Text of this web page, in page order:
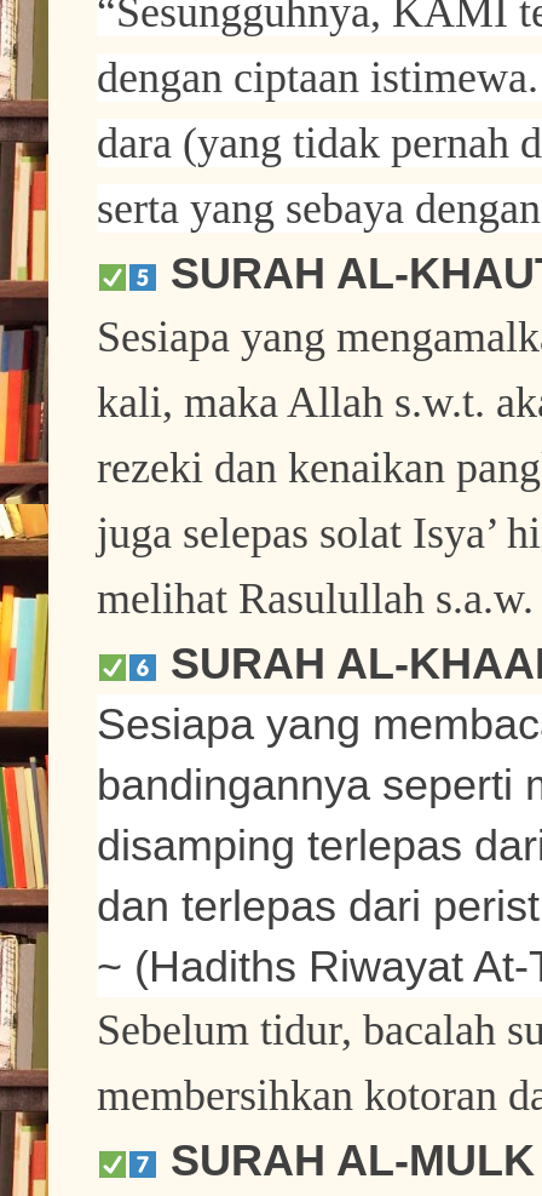
“Sesungguhnya, KAMI
dengan ciptaan
dara (yang tidak pernah
serta yang sebaya
SURAH AL-
Sesiapa yang
kali, maka Allah s.w.t.
rezeki dan kenaikan
juga selepas solat Isya’
melihat Rasulullah
SURAH AL-
Sesiapa yang
bandingannya seperti
disamping terlepas
dan terlepas dari
~ (Hadiths Riwayat At-
Sebelum tidur, bacalah
membersihkan kotoran
SURAH AL-MULK